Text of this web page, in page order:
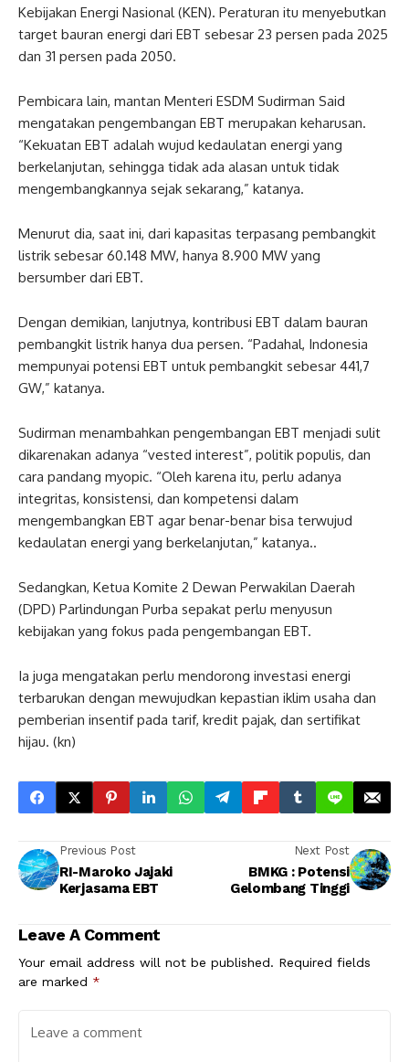
Kebijakan Energi Nasional (KEN). Peraturan itu menyebutkan
target bauran energi dari EBT sebesar 23 persen pada 2025
dan 31 persen pada 2050.
Pembicara lain, mantan Menteri ESDM Sudirman Said
mengatakan pengembangan EBT merupakan keharusan.
“Kekuatan EBT adalah wujud kedaulatan energi yang
berkelanjutan, sehingga tidak ada alasan untuk tidak
mengembangkannya sejak sekarang,” katanya.
Menurut dia, saat ini, dari kapasitas terpasang pembangkit
listrik sebesar 60.148 MW, hanya 8.900 MW yang
bersumber dari EBT.
Dengan demikian, lanjutnya, kontribusi EBT dalam bauran
pembangkit listrik hanya dua persen. “Padahal, Indonesia
mempunyai potensi EBT untuk pembangkit sebesar 441,7
GW,” katanya.
Sudirman menambahkan pengembangan EBT menjadi sulit
dikarenakan adanya “vested interest”, politik populis, dan
cara pandang myopic. “Oleh karena itu, perlu adanya
integritas, konsistensi, dan kompetensi dalam
mengembangkan EBT agar benar-benar bisa terwujud
kedaulatan energi yang berkelanjutan,” katanya..
Sedangkan, Ketua Komite 2 Dewan Perwakilan Daerah
(DPD) Parlindungan Purba sepakat perlu menyusun
kebijakan yang fokus pada pengembangan EBT.
Ia juga mengatakan perlu mendorong investasi energi
terbarukan dengan mewujudkan kepastian iklim usaha dan
pemberian insentif pada tarif, kredit pajak, dan sertifikat
hijau. (kn)
Previous Post
RI-Maroko Jajaki
Kerjasama EBT
Next Post
BMKG : Potensi
Gelombang Tinggi
Leave A Comment
Your email address will not be published. Required fields
are marked *